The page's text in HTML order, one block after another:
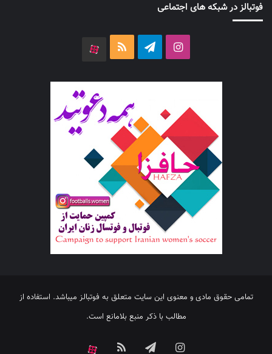
فوتبالز در شبکه های اجتماعی
اینستاگرامتلگرام خوراک
تمامی حقوق مادی و معنوی این سایت متعلق به فوتبالز میباشد. استفاده از
مطالب با ذکر منبع بلامانع است.
اینستاگرامتلگرام خوراک